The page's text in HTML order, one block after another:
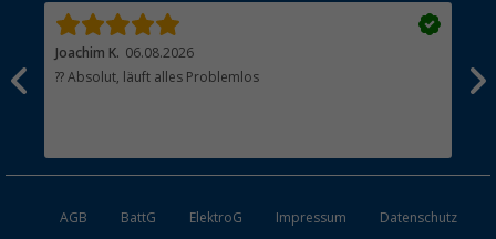
Joachim K. 06.08.2026
?? Absolut, läuft alles Problemlos
AGB BattG ElektroG Impressum Datenschutz